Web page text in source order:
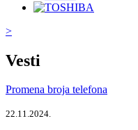
>
Vesti
Promena broja telefona
22.11.2024.